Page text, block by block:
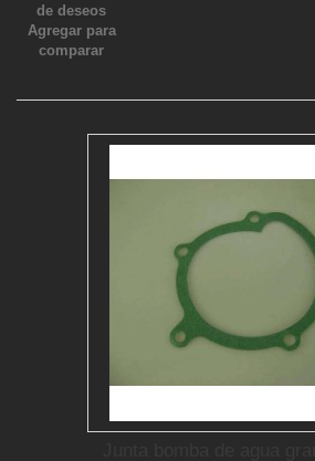
de deseos
Agregar para
comparar